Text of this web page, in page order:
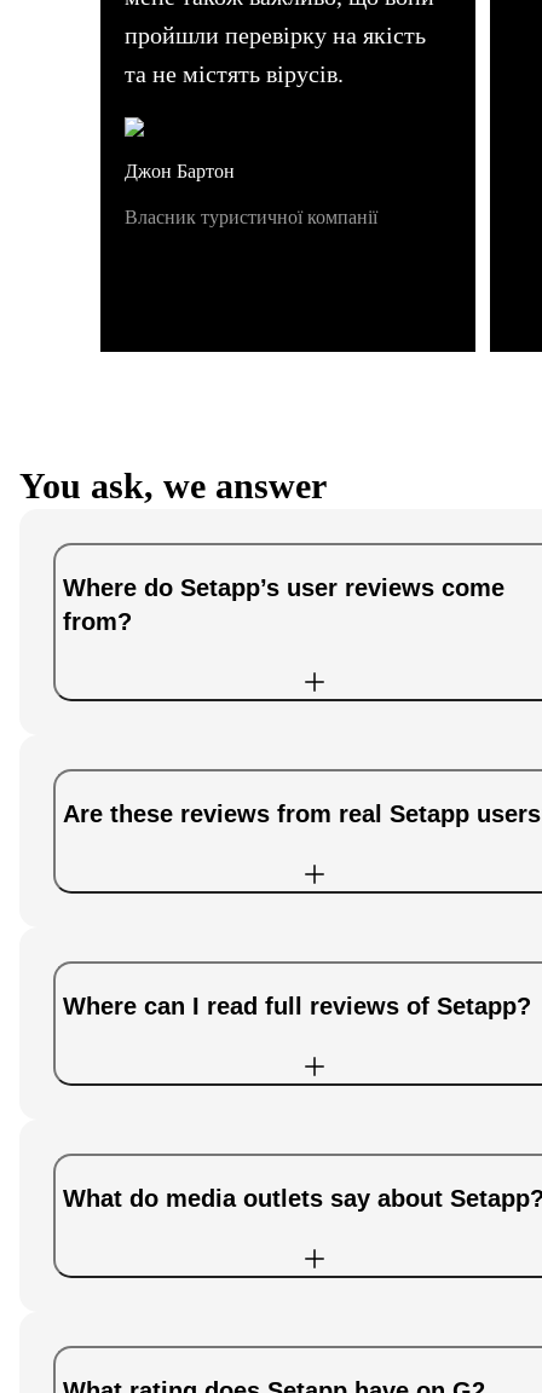
пройшли перевірку на якість
та не містять вірусів.
Джон Бартон
Власник туристичної компанії
You ask, we answer
Where do Setapp’s user reviews come
from?
Are these reviews from real Setapp
Where can I read full reviews of Setapp?
What do media outlets say about